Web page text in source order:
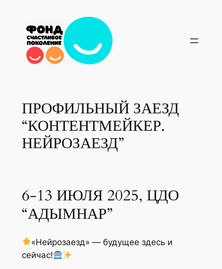
содержимому
ПРОФИЛЬНЫЙ ЗАЕЗД
“КОНТЕНТМЕЙКЕР.
НЕЙРОЗАЕЗД”
6-13 ИЮЛЯ 2025, ЦДО
“АДЫМНАР”
«Нейрозаезд» — будущее здесь и
сейчас!